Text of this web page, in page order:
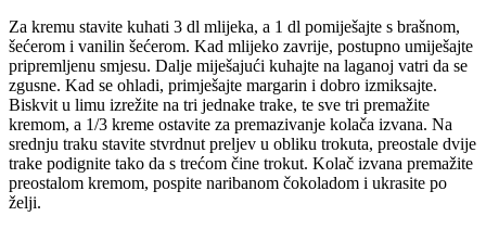
Za kremu stavite kuhati 3 dl mlijeka, a 1 dl pomiješajte s brašnom,
šećerom i vanilin šećerom. Kad mlijeko zavrije, postupno umiješajte
pripremljenu smjesu. Dalje miješajući kuhajte na laganoj vatri da se
zgusne. Kad se ohladi, primješajte margarin i dobro izmiksajte.
Biskvit u limu izrežite na tri jednake trake, te sve tri premažite
kremom, a 1/3 kreme ostavite za premazivanje kolača izvana. Na
srednju traku stavite stvrdnut preljev u obliku trokuta, preostale dvije
trake podignite tako da s trećom čine trokut. Kolač izvana premažite
preostalom kremom, pospite naribanom čokoladom i ukrasite po
želji.